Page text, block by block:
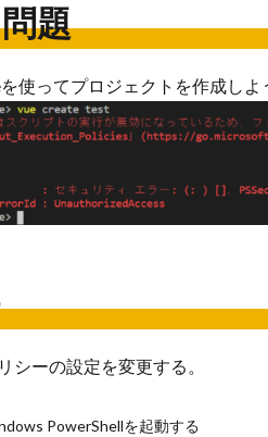
題
使ってプロジェクトを作成し
シーの設定を変更する。
PowerShellを起動する